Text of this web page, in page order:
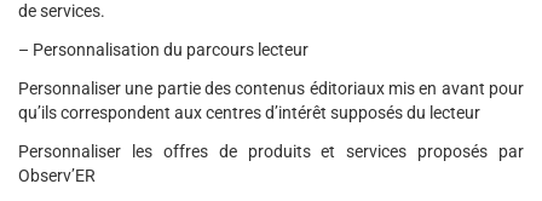
de services.
– Personnalisation du parcours lecteur
Personnaliser une partie des contenus éditoriaux mis en avant pour
qu’ils correspondent aux centres d’intérêt supposés du lecteur
Personnaliser les offres de produits et services proposés par
Observ’ER